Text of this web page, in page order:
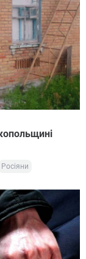
Росіяни